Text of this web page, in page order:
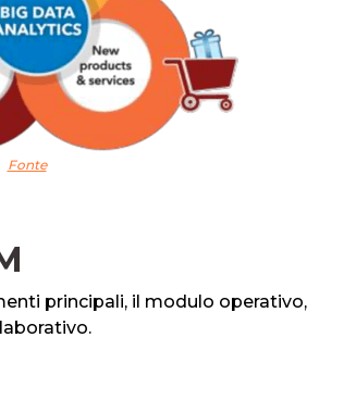
Fonte
principali, il modulo operativo,